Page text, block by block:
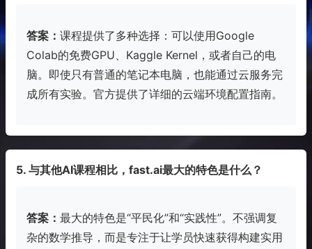
答案： 课程提供了多种选择：可以使用Google
Colab的免费GPU、Kaggle Kernel，或者自己的电
脑。即使只有普通的笔记本电脑，也能通过云服务完
成所有实验。官方提供了详细的云端环境配置指南。
5. 与其他AI课程相比，fast.ai最大的特色是什么？
答案： 最大的特色是“平民化”和“实践性”。不强调复
杂的数学推导，而是专注于让学员快速获得构建实用